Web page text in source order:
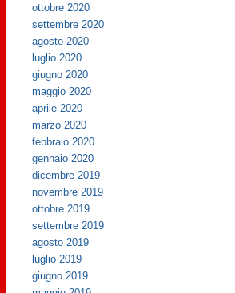
ottobre 2020
settembre 2020
agosto 2020
luglio 2020
giugno 2020
maggio 2020
aprile 2020
marzo 2020
febbraio 2020
gennaio 2020
dicembre 2019
novembre 2019
ottobre 2019
settembre 2019
agosto 2019
luglio 2019
giugno 2019